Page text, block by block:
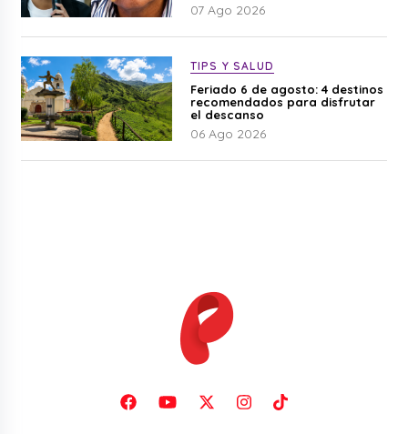
07 Ago 2026
TIPS Y SALUD
Feriado 6 de agosto: 4 destinos
recomendados para disfrutar
el descanso
06 Ago 2026